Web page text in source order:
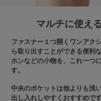
マルチに使え
ファスナー１つ開くワンアク
ら取り出すことができる便利
ホンなどの小物を、これ一つ
す。
中央のポケットは他よりも浅
出し入れしやすくおすすめです